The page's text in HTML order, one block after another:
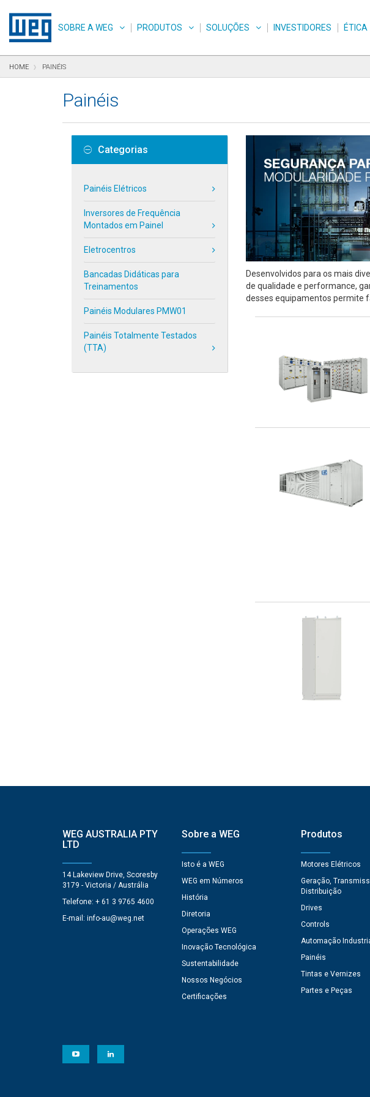
SOBRE A WEG PRODUTOS SOLUÇÕES INVESTIDORES ÉTICA
HOME PAINÉIS
Painéis
Categorias
Painéis Elétricos
Inversores de Frequência
Montados em Painel
Eletrocentros
Bancadas Didáticas para
Treinamentos
Painéis Modulares PMW01
Painéis Totalmente Testados
(TTA)
Desenvolvidos para os mais
de qualidade e performance,
desses equipamentos permite
WEG AUSTRALIA PTY
LTD
14 Lakeview Drive, Scoresby
3179 - Victoria / Austrália
Telefone: + 61 3 9765 4600
E-mail: info-au@weg.net
Sobre a WEG
Isto é a WEG
WEG em Números
História
Diretoria
Operações WEG
Inovação Tecnológica
Sustentabilidade
Nossos Negócios
Certificações
Produtos
Motores Elétricos
Geração,
Distribuição
Drives
Controls
Automação
Painéis
Tintas e Vernizes
Partes e Peças